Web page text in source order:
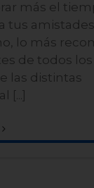
más el
tus
lo más
de todos los
las distintas
[...]